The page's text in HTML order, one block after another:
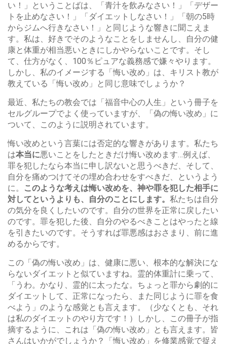
い！」ということばは、「青汁を飲みなさい！」「デザー
トを止めなさい！」「ダイエットしなさい！」「朝の5時
からジムへ行きなさい！」と同じような響きに聞こえま
す。私は、好きでそのようなことをしませんし、自分の健
康と体重が相当悪いときにしかやらないことです。そし
て、仕方がなく、100％ピュアな義務感で嫌々やります。
しかし、私のイメージする「悔い改め」は、キリスト教が
教えている「悔い改め」と同じ意味でしょうか？
最近、私たちの教会では「福音中心の人生」という冊子を
セルグループでよく使っていますが、「偽の悔い改め」に
ついて、このように説明されています。
悔い改めという言葉には否定的な響きがあります。私たち
は本当に悪いことをしたときだけ悔い改めます…例えば、
罪を犯したなら本当に申し訳ないと思うべきだ、そして、
自分を痛めつけてその埋め合わせをすべきだ、というよう
に。
このような考えは悔い改めを、神や罪を犯した相手に
対してというよりも、自分のことにします。 私たちは自分
の気分を良くしたいのです。自分の世界を正常に戻したい
のです。罪を犯した後、自分のやるべきことはやったと線
を引きたいのです。そうすれば罪悪感はおさまり、前に進
めるからです。
この「偽の悔い改め」は、健康に悪い、根本的な解決にな
らないダイエットと似ていますね。霊的体重計に乗って、
「うわ。かなり、霊的に太ったな。ちょっと罪から劇的に
ダイエットして、正常になったら、また同じように罪を食
べよう」のような感覚とも言えます。（少なくとも、それ
は私のダイエットのやり方です！）しかし、この冊子が指
摘するように、これは「偽の悔い改め」とも言えます。皆
さんはいかがでしょうか？「悔い改め」を修業感覚で捉え